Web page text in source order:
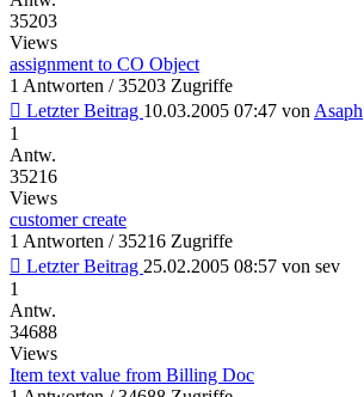
35203
Views
assignment to CO Object
1 Antworten / 35203 Zugriffe
Letzter Beitrag 10.03.2005 07:47 vonAsaph
1
Antw.
35216
Views
customer create
1 Antworten / 35216 Zugriffe
Letzter Beitrag 25.02.2005 08:57 von sev
1
Antw.
34688
Views
Item text value from Billing Doc